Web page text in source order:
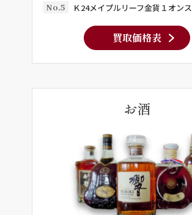
No.5
Ｋ24メイプルリーフ金貨１オンス
買取価格表
お酒